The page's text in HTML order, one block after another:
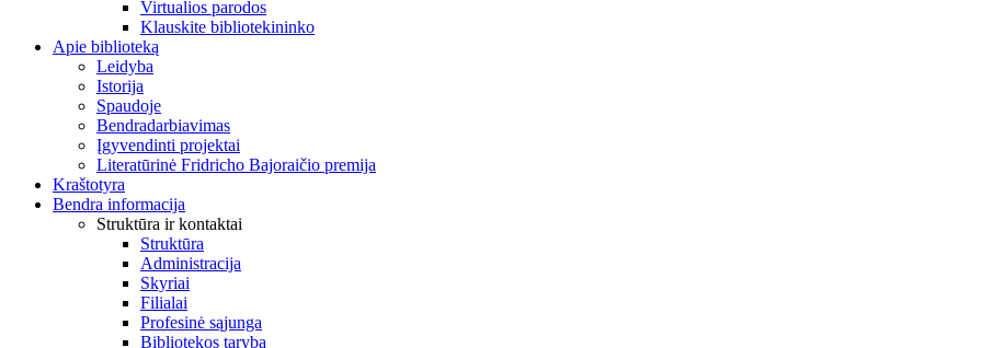
Virtualios parodos
Klauskite bibliotekininko
Apie biblioteką
Leidyba
Istorija
Spaudoje
Bendradarbiavimas
Įgyvendinti projektai
Literatūrinė Fridricho Bajoraičio premija
Kraštotyra
Bendra informacija
Struktūra ir kontaktai
Struktūra
Administracija
Skyriai
Filialai
Profesinė sąjunga
Bibliotekos taryba